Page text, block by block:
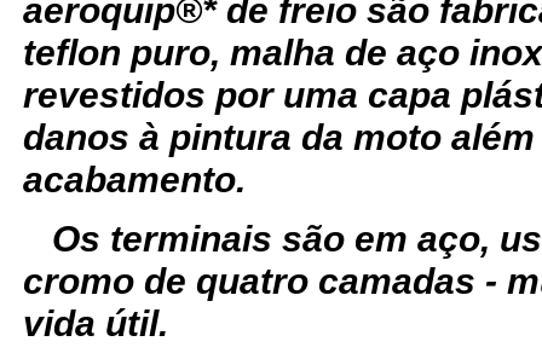
aeroquip®* de freio são
teflon puro, malha de aço
revestidos por uma capa
danos à pintura da moto
acabamento.
Os terminais são em aço,
cromo de quatro camadas -
vida útil.